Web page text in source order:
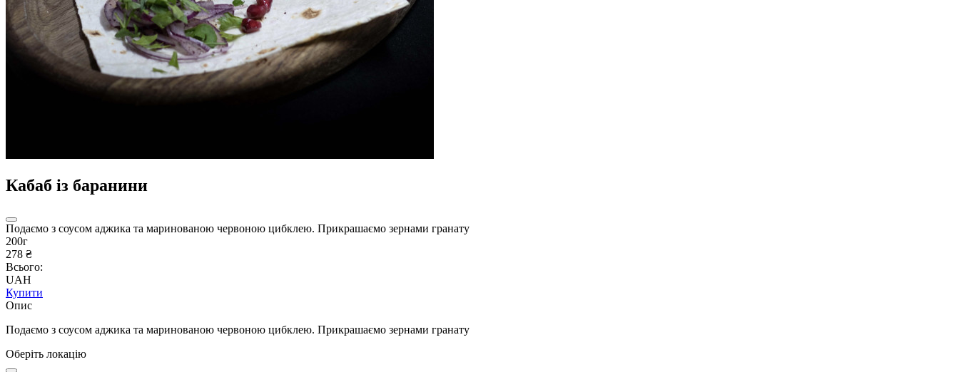
Кабаб із баранини
Подаємо з соусом аджика та маринованою червоною цибклею. Прикрашаємо зернами гранату
200г
278 ₴
Всього:
UAH
Купити
Опис
Подаємо з соусом аджика та маринованою червоною цибклею. Прикрашаємо зернами гранату
Оберіть локацію